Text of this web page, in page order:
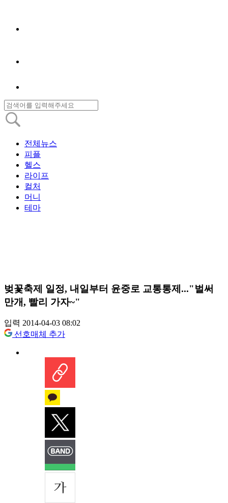
전체뉴스
피플
헬스
라이프
컬처
머니
테마
벚꽃축제 일정, 내일부터 윤중로 교통통제..."벌써
만개, 빨리 가자~"
입력 2014-04-03 08:02
선호매체 추가